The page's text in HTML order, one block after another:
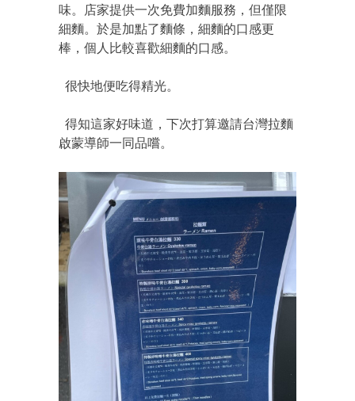
味。店家提供一次免費加麵服務，但僅限
細麵。於是加點了麵條，細麵的口感更
棒，個人比較喜歡細麵的口感。
很快地便吃得精光。
得知這家好味道，下次打算邀請台灣拉麵
啟蒙導師一同品嚐。